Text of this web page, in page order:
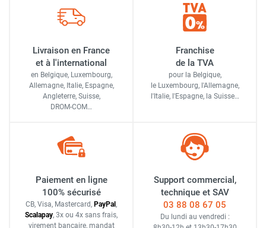
Livraison en France
et à l'international
en Belgique, Luxembourg,
Allemagne, Italie, Espagne,
Angleterre, Suisse,
DROM-COM…
Franchise
de la TVA
pour la Belgique,
le Luxembourg, l'Allemagne,
l'Italie, l'Espagne, la Suisse…
Paiement en ligne
100% sécurisé
CB, Visa, Mastercard, PayPal ,
Scalapay, 3x ou 4x sans frais,
virement bancaire, mandat
Support commercial,
technique et SAV
03 88 08 67 05
Du lundi au vendredi :